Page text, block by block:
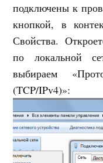
подключены к
кнопкой, в
Свойства.
по локальной
выбираем
(TCP/IPv4)»: